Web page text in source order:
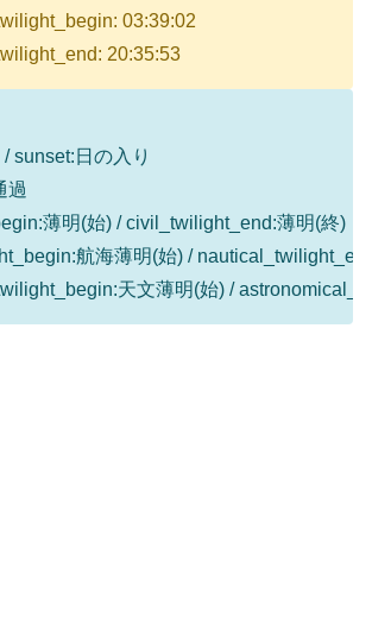
03:39:02
20:35:53
sunset:日の入り
過
薄明(始) / civil_twilight_end:薄明(終)
航海薄明(始) /
天文薄明(始) /